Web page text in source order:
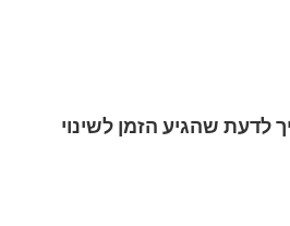
לדעת שהגיע הזמן לשינוי